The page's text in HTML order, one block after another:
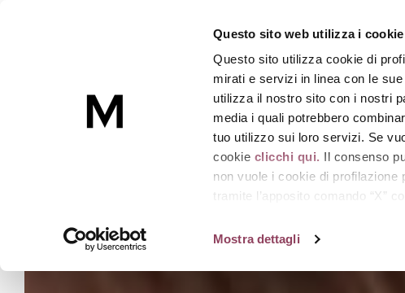
Questo sito web utilizza i cookie
Questo sito utilizza cookie di
mirati e servizi in linea con le
utilizza il nostro sito con i nostri
media i quali potrebbero
tuo utilizzo sui loro servizi. Se
cookie clicchi qui. Il consenso
non vuole i cookie di profilazione
tramite l’apposito comando “X”
Mostra dettagli
Skincare Linee
Réponse Délicate